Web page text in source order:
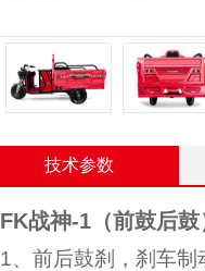
技术参数
FK战神-1 （前鼓后
1、 前后鼓刹，刹车制